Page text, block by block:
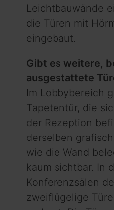
Leichtbauwände
die Türen mit
eingebaut.
Gibt es weitere,
ausgestattete
Im Lobbybereich
Tapetentür, die
der Rezeption
derselben
wie die Wand
kaum sichtbar. In
Konferenzsälen
zweiflügelige